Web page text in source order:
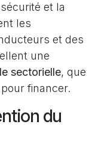
et la
les
et des
une
sectorielle, que
financer.
du